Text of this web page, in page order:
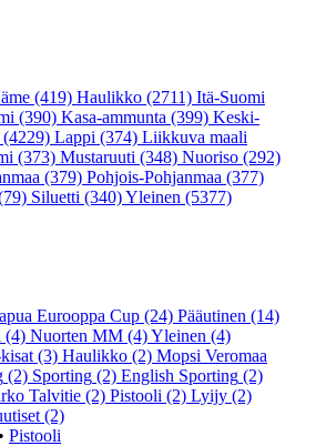
(419) Haulikko (2711) Itä-Suomi
(390) Kasa-ammunta (399) Keski-
(4229) Lappi (374) Liikkuva maali
(373) Mustaruuti (348) Nuoriso (292)
(379) Pohjois-Pohjanmaa (377)
Siluetti (340)Yleinen (5377)
Eurooppa Cup (24) Pääutinen (14)
(4) Nuorten MM (4)Yleinen (4)
(3) Haulikko (2) Mopsi Veromaa
(2) Sporting (2) English Sporting (2)
Talvitie (2) Pistooli (2) Lyijy (2)
(2)
• Pistooli